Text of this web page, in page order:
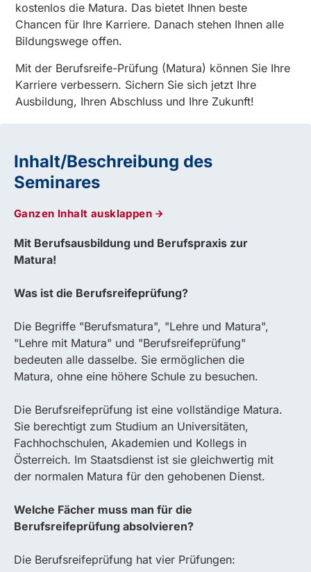
kostenlos die Matura. Das bietet Ihnen beste
Chancen für Ihre Karriere. Danach stehen Ihnen alle
Bildungswege offen.
Mit der Berufsreife-Prüfung (Matura) können Sie Ihre
Karriere verbessern. Sichern Sie sich jetzt Ihre
Ausbildung, Ihren Abschluss und Ihre Zukunft!
Inhalt/Beschreibung des
Seminares
Ganzen Inhalt ausklappen
Mit Berufsausbildung und Berufspraxis zur
Matura!
Was ist die Berufsreifeprüfung?
Die Begriffe "Berufsmatura", "Lehre und Matura",
"Lehre mit Matura" und "Berufsreifeprüfung"
bedeuten alle dasselbe. Sie ermöglichen die
Matura, ohne eine höhere Schule zu besuchen.
Die Berufsreifeprüfung ist eine vollständige Matura.
Sie berechtigt zum Studium an Universitäten,
Fachhochschulen, Akademien und Kollegs in
Österreich. Im Staatsdienst ist sie gleichwertig mit
der normalen Matura für den gehobenen Dienst.
Welche Fächer muss man für die
Berufsreifeprüfung absolvieren?
Die Berufsreifeprüfung hat vier Prüfungen: